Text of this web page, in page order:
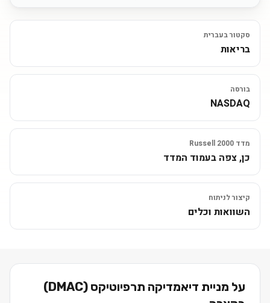
סקטור בעברית
בריאות
בורסה
NASDAQ
מדד Russell 2000
כן, צפה בעמוד המדד
קיצור לניתוח
השוואות וכלים
על מניית דיאמדיקה תרפיוטיקס (
DMAC
)